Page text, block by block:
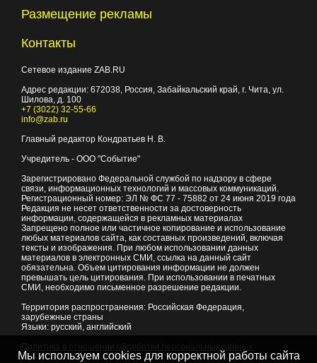
Размещение рекламы
Контакты
Сетевое издание ZAB.RU
Адрес редакции: 672038 , Россия, Забайкальский край, г. Чита ул.
Шилова, д. 100
+7 (3022) 32-55-66
info@zab.ru
Главный редактор Кондратьев Н. В.
Учредитель - ООО "Событие"
Зарегистрировано Федеральной службой по надзору в сфере
связи, информационных технологий и массовых коммуникаций.
Регистрационный номер: ЭЛ № ФС 77 - 75882 от 24 июня 2019 года
Редакция не несет ответственности за достоверность
информации, содержащейся в рекламных материалах
Запрещено полное или частичное копирование и использование
любых материалов сайта, как составных произведений, включая
тексты и изображения. При любом использовании данных
материалов в электронных СМИ, ссылка на данный сайт
обязательна. Объем цитирования информации не должен
превышать цель цитирования. При использовании в печатных
СМИ, необходимо письменное разрешение редакции.
Территория распространения: Российская Федерация,
зарубежные страны
Языки: русский, английский
Мы используем cookies для корректной работы сайта